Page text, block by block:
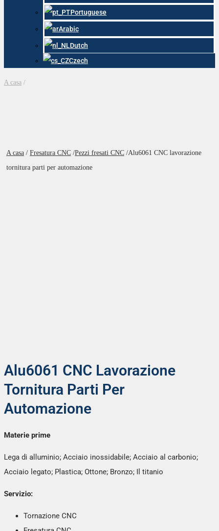
Portuguese
Arabic
Dutch
Czech
A casa /
A casa / Fresatura CNC /Pezzi fresati CNC /Alu6061 CNC lavorazione
tornitura parti per automazione
Alu6061 CNC Lavorazione
Tornitura Parti Per
Automazione
Materie prime
Lega di alluminio; Acciaio inossidabile; Acciaio al carbonio;
Acciaio legato; Plastica; Ottone; Bronzo; Il titanio
Servizio:
Tornazione CNC